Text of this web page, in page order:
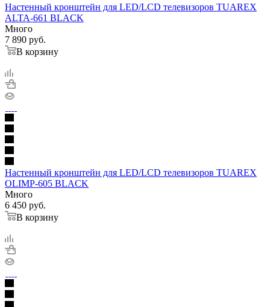
Настенный кронштейн для LED/LCD телевизоров TUAREX
ALTA-661 BLACK
Много
7 890 руб.
В корзину
Настенный кронштейн для LED/LCD телевизоров TUAREX
OLIMP-605 BLACK
Много
6 450 руб.
В корзину